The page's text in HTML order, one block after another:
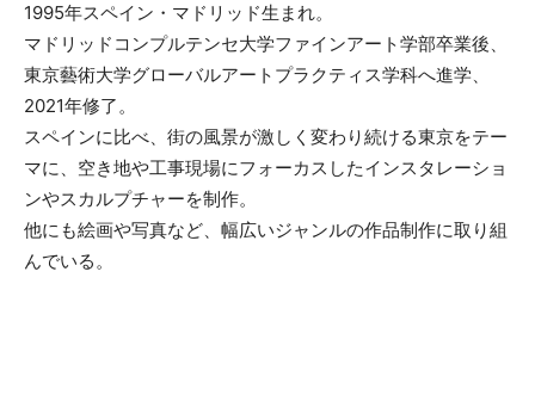
1995年スペイン・マドリッド生まれ。
マドリッドコンプルテンセ大学ファインアート学部卒業後、
東京藝術大学グローバルアートプラクティス学科へ進学、
2021年修了。
スペインに比べ、街の風景が激しく変わり続ける東京をテー
マに、空き地や工事現場にフォーカスしたインスタレーショ
ンやスカルプチャーを制作。
他にも絵画や写真など、幅広いジャンルの作品制作に取り組
んでいる。